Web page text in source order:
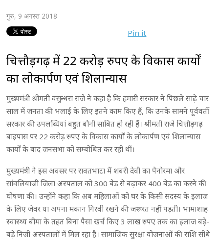
गुरु, 9 अगस्त 2018
Pin it
चित्तौड़गढ़ में 22 करोड़ रुपए के विकास कार्यों
का लोकार्पण एवं शिलान्यास
मुख्यमंत्री श्रीमती वसुन्धरा राजे ने कहा है कि हमारी सरकार ने पिछले साढ़े चार
साल में जनता की भलाई के लिए इतने काम किए हैं, कि उनके सामने पूर्ववर्ती
सरकार की उपलब्धियां बहुत बौनी साबित हो रही हैं। श्रीमती राजे चित्तौड़गढ़
बाइपास पर 22 करोड़ रुपए के विकास कार्यों के लोकार्पण एवं शिलान्यास
कार्यों के बाद जनसभा को सम्बोधित कर रही थीं।
मुख्यमंत्री ने इस अवसर पर रावतभाटा में शबरी देवी का पैनोरमा और
सांवलियाजी जिला अस्पताल को 300 बेड से बढ़ाकर 400 बेड का करने की
घोषणा की। उन्होंने कहा कि अब महिलाओं को घर के किसी सदस्य के इलाज
के लिए जेवर या अपना मकान गिरवी रखने की जरूरत नहीं पड़ती। भामाशाह
स्वास्थ्य बीमा के तहत बिना पैसा खर्च किए 3 लाख रुपए तक का इलाज बड़े-
बड़े निजी अस्पतालों में मिल रहा है। सामाजिक सुरक्षा योजनाओं की राशि सीधे